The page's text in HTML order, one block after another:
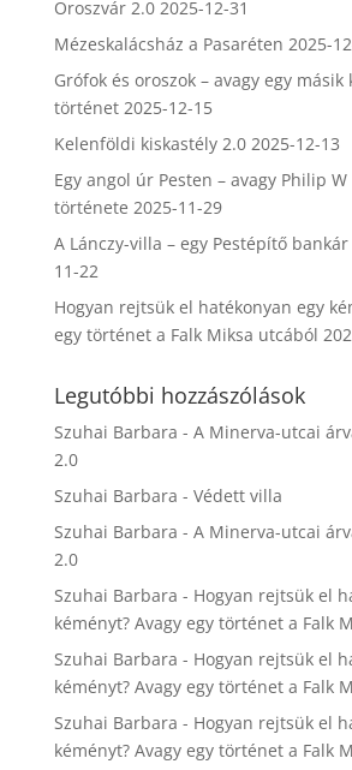
Oroszvár 2.0 2025-12-31
Mézeskalácsház a Pasaréten 2025-
Grófok és oroszok – avagy egy másik
történet 2025-12-15
Kelenföldi kiskastély 2.0 2025-12-13
Egy angol úr Pesten – avagy Philip
története 2025-11-29
A Lánczy-villa – egy Pestépítő
11-22
Hogyan rejtsük el hatékonyan egy
egy történet a Falk Miksa utcából
Legutóbbi hozzászólások
Szuhai Barbara - A Minerva-utcai
2.0
Szuhai Barbara - Védett villa
Szuhai Barbara - A Minerva-utcai
2.0
Szuhai Barbara - Hogyan rejtsük el
kéményt? Avagy egy történet a Falk
Szuhai Barbara - Hogyan rejtsük el
kéményt? Avagy egy történet a Falk
Szuhai Barbara - Hogyan rejtsük el
kéményt? Avagy egy történet a Falk